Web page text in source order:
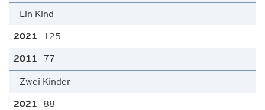
Ein Kind
125
77
Zwei Kinder
88